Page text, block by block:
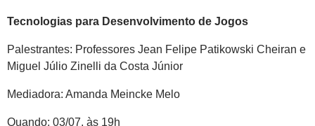
Tecnologias para Desenvolvimento de Jogos
Palestrantes: Professores Jean Felipe Patikowski Cheiran e
Miguel Júlio Zinelli da Costa Júnior
Mediadora: Amanda Meincke Melo
Quando: 03/07, às 19h